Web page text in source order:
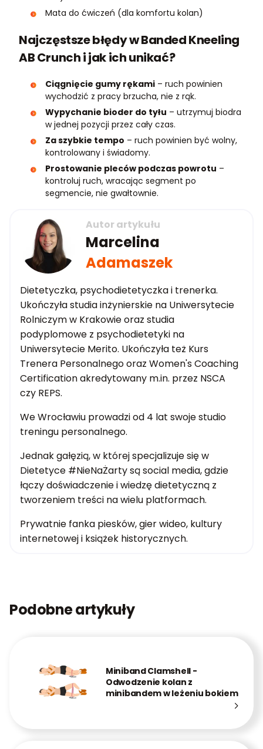
Mata do ćwiczeń (dla komfortu kolan)
Najczęstsze błędy w Banded Kneeling
AB Crunch i jak ich unikać?
Ciągnięcie gumy rękami – ruch powinien
wychodzić z pracy brzucha, nie z rąk.
Wypychanie bioder do tyłu – utrzymuj biodra
w jednej pozycji przez cały czas.
Za szybkie tempo – ruch powinien być wolny,
kontrolowany i świadomy.
Prostowanie pleców podczas powrotu –
kontroluj ruch, wracając segment po
segmencie, nie gwałtownie.
Autor artykułu
Marcelina
Adamaszek
Dietetyczka, psychodietetyczka i trenerka.
Ukończyła studia inżynierskie na Uniwersytecie
Rolniczym w Krakowie oraz studia
podyplomowe z psychodietetyki na
Uniwersytecie Merito. Ukończyła też Kurs
Trenera Personalnego oraz Women's Coaching
Certification akredytowany m.in. przez NSCA
czy REPS.
We Wrocławiu prowadzi od 4 lat swoje studio
treningu personalnego.
Jednak gałęzią, w której specjalizuje się w
Dietetyce #NieNaŻarty są social media, gdzie
łączy doświadczenie i wiedzę dietetyczną z
tworzeniem treści na wielu platformach.
Prywatnie fanka piesków, gier wideo, kultury
internetowej i książek historycznych.
Podobne artykuły
Miniband Clamshell -
Odwodzenie kolan z
minibandem w leżeniu bokiem